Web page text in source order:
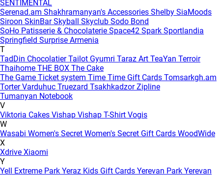
SENTIMENTAL
Serenad.am Shakhramanyan's Accessories Shelby SiaMoods
Siroon SkinBarSkyball Skyclub Sodo Bond
SoHo Patisserie & Chocolaterie Space42 Spark Sportlandia
Springfield Surprise Armenia
T
TadDin ChocolatierTailot Gyumri Taraz Art TeaYan Terroir
Thaihome THE BOX The Cake
The Game Ticket system Time Time Gift Cards Tomsarkgh.am
Torter Varduhuc Truezard Tsakhkadzor Zipline
Tumanyan Notebook
V
Viktoria Cakes Vishap Vishap T-Shirt Vogis
W
Wasabi Women's Secret Women's Secret Gift Cards WoodWide
X
Xdrive Xiaomi
Y
Yell Extreme Park Yeraz Kids Gift Cards Yerevan Park Yerevan